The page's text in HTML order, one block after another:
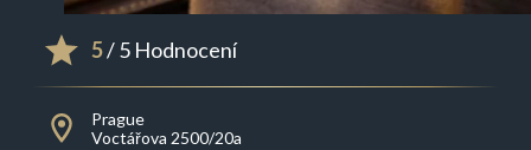
5/ 5 Hodnocení
Prague
Voctářova 2500/20a